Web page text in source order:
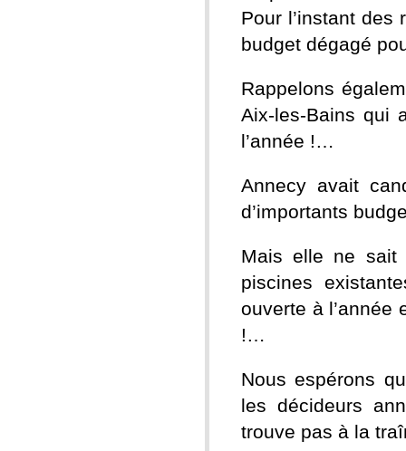
Pour l’instant
budget dégagé
Rappelons
Aix-les-Bains qui
l’année !…
Annecy avait
d’importants
Mais elle ne sait
piscines
ouverte à l’année
!…
Nous espérons
les décideurs
trouve pas à la